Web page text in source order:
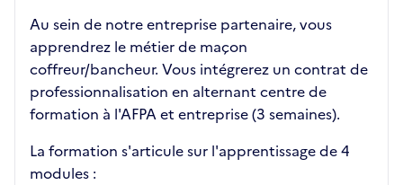
Au sein de notre entreprise partenaire, vous
apprendrez le métier de maçon
coffreur/bancheur. Vous intégrerez un contrat de
professionnalisation en alternant centre de
formation à l'AFPA et entreprise (3 semaines).
La formation s'articule sur l'apprentissage de 4
modules :